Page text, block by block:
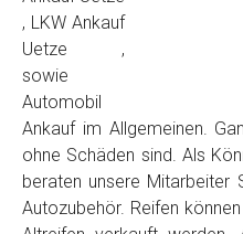
, LKW Ankauf
Uetze ,
sowie
Automobil
Ankauf im Allgemeinen.
ohne Schäden sind. Als
beraten unsere Mitarbeiter
Autozubehör. Reifen